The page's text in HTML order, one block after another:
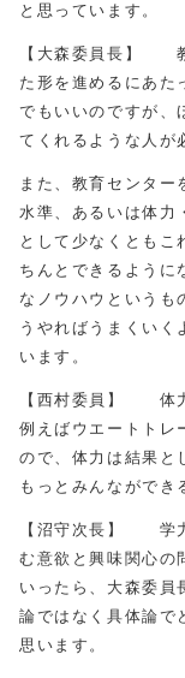
と思っています。
【大森委員長】 教
た形を進めるにあた
でもいいのですが、
てくれるような人が
また、教育センター
水準、あるいは体力
として少なくともこ
ちんとできるように
なノウハウというも
うやればうまくいく
います。
【西村委員】 体力
例えばウエートトレ
ので、体力は結果と
もっとみんなができ
【沼守次長】 学力
む意欲と興味関心の
いったら、大森委員
論ではなく具体論で
思います。